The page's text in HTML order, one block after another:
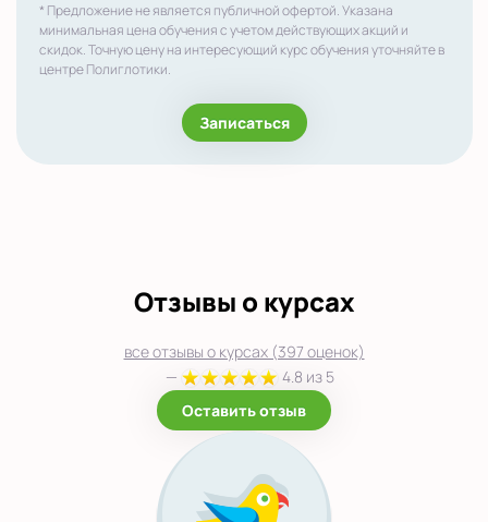
* Предложение не является публичной офертой. Указана
минимальная цена обучения с учетом действующих акций и
скидок. Точную цену на интересующий курс обучения уточняйте в
центре Полиглотики.
Записаться
Отзывы о курсах
все отзывы о курсах (397 оценок)
—
4.8 из 5
Оставить отзыв